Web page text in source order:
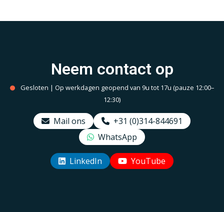
Neem contact op
Gesloten | Op werkdagen geopend van 9u tot 17u (pauze 12:00–
12:30)
Mail ons
+31 (0)314-844691
WhatsApp
LinkedIn YouTube